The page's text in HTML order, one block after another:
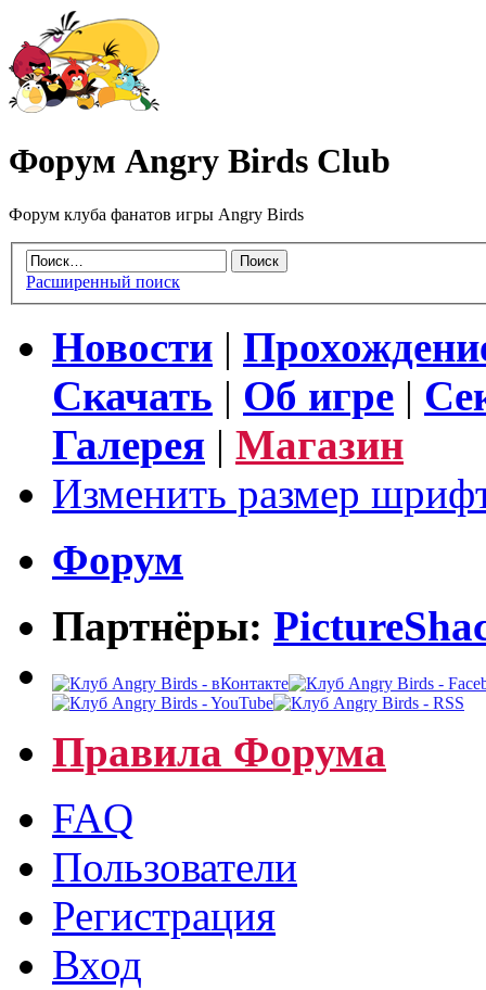
Форум Angry Birds Club
Форум клуба фанатов игры Angry Birds
Расширенный поиск
Новости |
Скачать | Об игре |
Галерея | Магазин
Изменить размер
Форум
Партнёры:
Правила Форума
FAQ
Пользователи
Регистрация
Вход